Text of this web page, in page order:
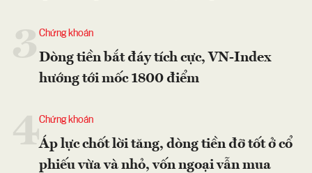
Chứng khoán
Dòng tiền bắt đáy tích cực, VN-Index
hướng tới mốc 1800 điểm
4Chứng khoán
Áp lực chốt lời tăng, dòng tiền đỡ tốt ở cổ
phiếu vừa và nhỏ, vốn ngoại vẫn mua